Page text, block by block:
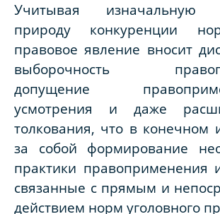
Учитывая изначальную
природу конкуренции
правовое явление вносит
выборочность
допущение
усмотрения и даже
толкования, что в конечном
за собой формирование
практики правоприменения
связанные с прямым и
действием норм уголовного